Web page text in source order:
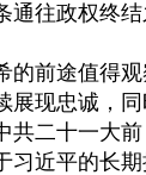
通往政权终结
的前途值得
展现忠诚，
共二十一大
习近平的长期